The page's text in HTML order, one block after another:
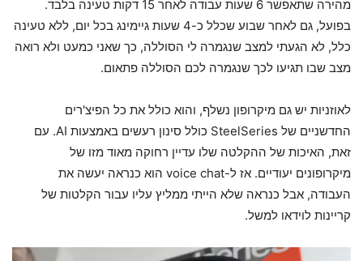
מהירה שתאפשר 6 שעות עבודה לאחר 15 דקות טעינה בלבד.
בפועל, גם לאחר שבוע שכלל כ-4 שעות גיימינג בכל יום, ללא טעינה
כלל, לא הגעתי למצב שנגמרה לי הסוללה, כך שאני כמעט ולא רואה
מצב שבו תגיעו לכך שנגמרה לכם הסוללה פתאום.
לאוזניות יש גם מיקרופון נשלף, והוא כולל את כל הפיצ'רים
החדשניים של SteelSeries כולל סינון רעשים באמצעות AI. עם
זאת, האיכות של ההקלטה שלו עדיין רחוקה מאוד מזו של
מיקרופונים יעודיים. אז ל-voice chat הוא כנראה יעשה את
העבודה, אבל כנראה שלא הייתי ממליץ עליו עבור הקלטות של
קריינות לוידאו למשל.